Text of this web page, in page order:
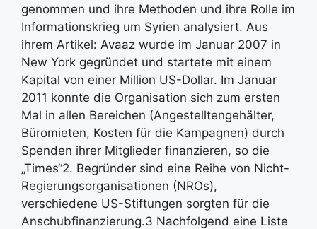
genommen und ihre Methoden und ihre Rolle im
Informationskrieg um Syrien analysiert. Aus
ihrem Artikel: Avaaz wurde im Januar 2007 in
New York gegründet und startete mit einem
Kapital von einer Million US-Dollar. Im Januar
2011 konnte die Organisation sich zum ersten
Mal in allen Bereichen (Angestelltengehälter,
Büromieten, Kosten für die Kampagnen) durch
Spenden ihrer Mitglieder finanzieren, so die
„Times“2. Begründer sind eine Reihe von Nicht-
Regierungsorganisationen (NROs),
verschiedene US-Stiftungen sorgten für die
Anschubfinanzierung.3 Nachfolgend eine Liste